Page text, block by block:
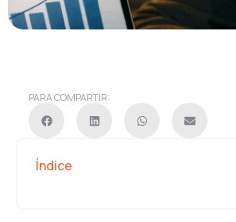
PARA COMPARTIR:
Índice